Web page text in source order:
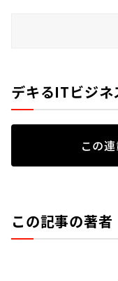
デキるITビジネ
この
この記事の著者